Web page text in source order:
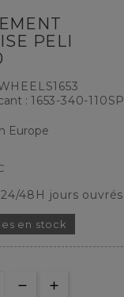
PELI
: 1653-340-110SP
Europe
48H jours ouvrés
en stock